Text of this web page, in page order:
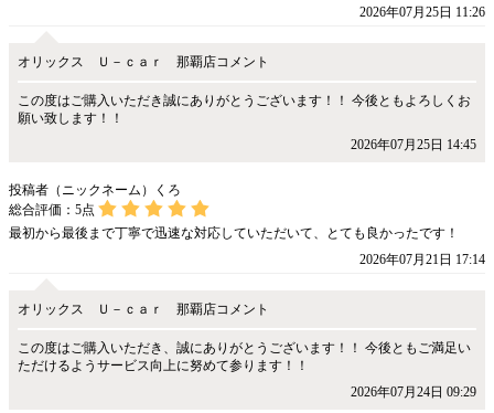
2026年07月25日 11:26
オリックス Ｕ－ｃａｒ 那覇店コメント
この度はご購入いただき誠にありがとうございます！！ 今後ともよろしくお
願い致します！！
2026年07月25日 14:45
投稿者（ニックネーム）くろ
総合評価： 5点
最初から最後まで丁寧で迅速な対応していただいて、とても良かったです！
2026年07月21日 17:14
オリックス Ｕ－ｃａｒ 那覇店コメント
この度はご購入いただき、誠にありがとうございます！！ 今後ともご満足い
ただけるようサービス向上に努めて参ります！！
2026年07月24日 09:29